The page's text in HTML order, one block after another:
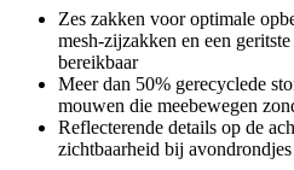
Zes zakken voor optimale
mesh-zijzakken en een
bereikbaar
Meer dan 50% gerecyclede
mouwen die meebewegen
Reflecterende details op de
zichtbaarheid bij